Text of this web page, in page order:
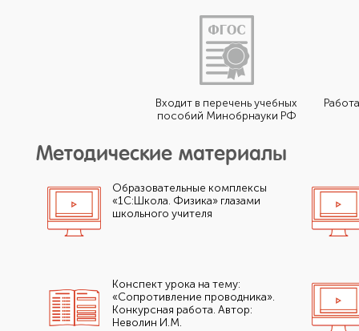
Входит в перечень учебных
пособий Минобрнауки РФ
Методические материалы
Образовательные комплексы
«1С:Школа. Физика» глазами
школьного учителя
Конспект урока на тему:
«Сопротивление проводника».
Конкурсная работа. Автор:
Неволин И.М.